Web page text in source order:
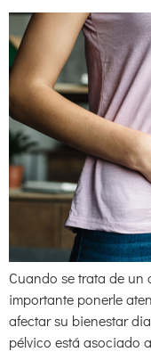
Cuando se trata de un
importante ponerle
afectar su bienestar
pélvico está asociado